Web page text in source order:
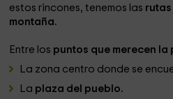
estos rincones, tenemos las rutas
montaña.
Entre los puntos que merecen la
La zona centro donde se
La plaza del pueblo.